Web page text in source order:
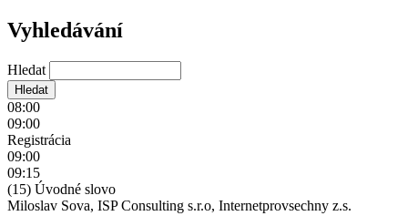
Vyhledávání
Hledat
08:00
09:00
Registrácia
09:00
09:15
(15) Úvodné slovo
Miloslav Sova, ISP Consulting s.r.o, Internetprovsechny z.s.